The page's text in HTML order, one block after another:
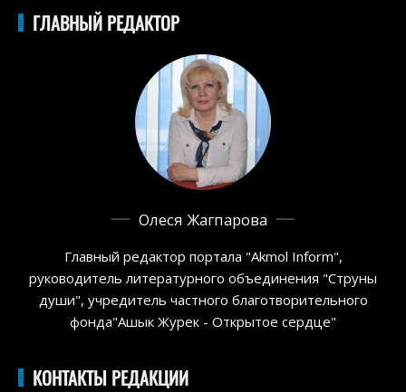
ГЛАВНЫЙ РЕДАКТОР
Олеся Жагпарова
Главный редактор портала "Akmol Inform",
руководитель литературного объединения "Струны
души", учредитель частного благотворительного
фонда"Ашык Журек - Открытое сердце"
КОНТАКТЫ РЕДАКЦИИ